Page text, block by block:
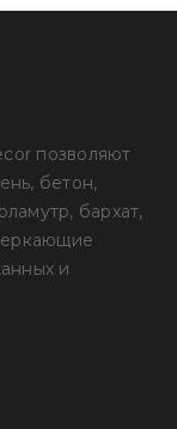
позволяют
бетон,
бархат,
и